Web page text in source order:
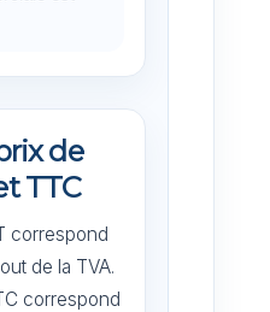
de
TTC
correspond
de la TVA.
correspond